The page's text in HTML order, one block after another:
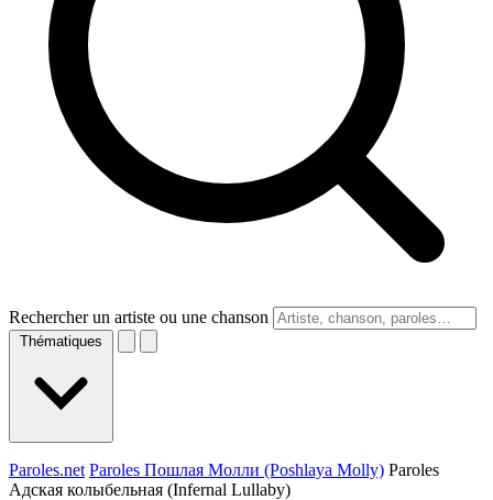
Rechercher un artiste ou une chanson
Thématiques
Paroles.net Paroles Пошлая Молли (Poshlaya Molly) Paroles
Адская колыбeльная (Infernal Lullaby)